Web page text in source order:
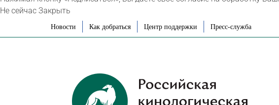
Не сейчас Закрыть
Новости Как добраться Центр поддержки Пресс-служба